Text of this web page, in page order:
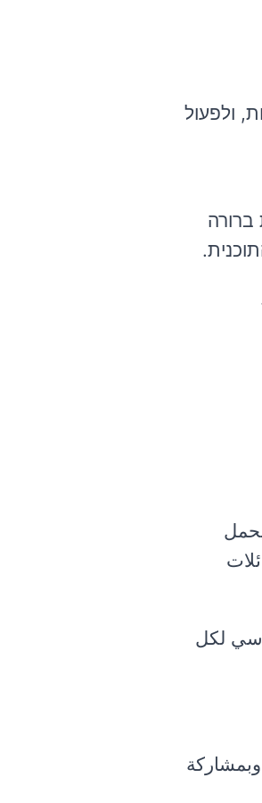
ולפעול
ברורה
لكل